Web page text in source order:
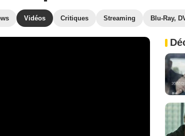
Vidéos Critiques Streaming Blu-Ray,